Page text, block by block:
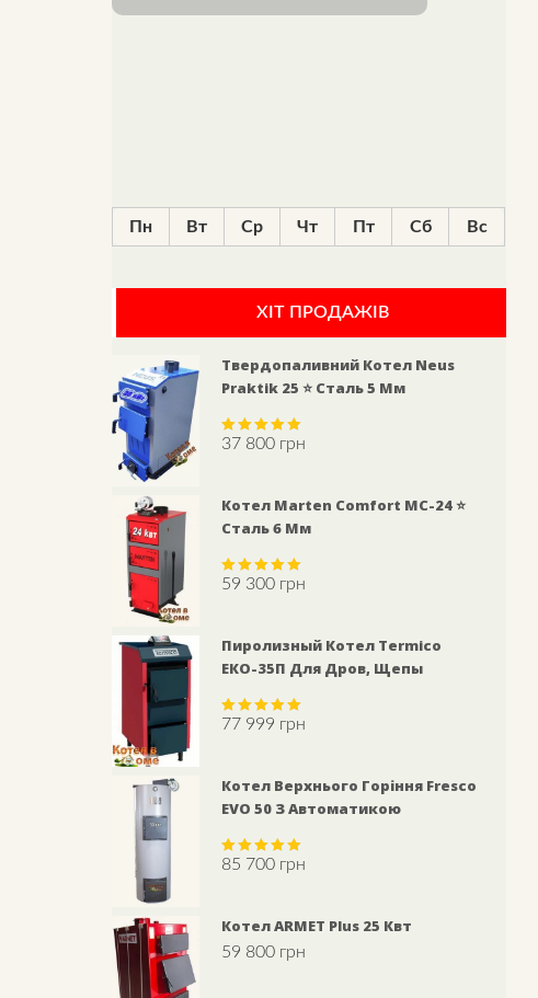
Пн Вт Ср Чт Пт Сб Вс
ХІТ ПРОДАЖІВ
Твердопаливний Котел Neus
Praktik 25 ⭐ Сталь 5 Мм
Rated5.00
37 800 грн
Котел Marten Comfort MC-24 ⭐
Сталь 6 Мм
Rated5.00
59 300 грн
Пиролизный Котел Termico
ЕКО-35П Для Дров, Щепы
Rated5.00
77 999 грн
Котел Верхнього Горіння Fresco
EVO 50 З Автоматикою
Rated5.00
85 700 грн
Котел ARMET Plus 25 Квт
59 800 грн